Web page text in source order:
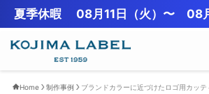
夏季休暇 08月11日（火）〜 08
Home 制作事例 ブランドカラーに近づけたロゴ用カッ